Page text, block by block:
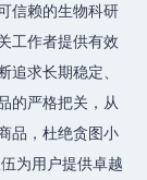
信赖的生物科研
工作者提供有效
追求长期稳定、
的严格把关，从
品，杜绝贪图小
为用户提供卓越